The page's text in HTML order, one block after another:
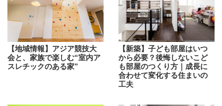
【地域情報】アジア競技大
会と、家族で楽しむ“室内ア
スレチックのある家”
【新築】子ども部屋はいつ
から必要？後悔しないこど
も部屋のつくり方｜成長に
合わせて変化する住まいの
工夫